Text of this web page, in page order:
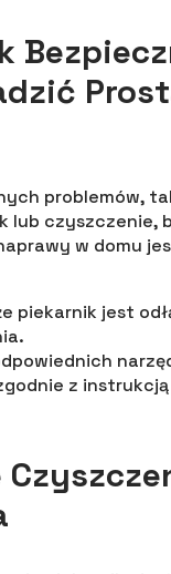
problemów,
lub czyszczenie,
w domu
piekarnik jest
z instrukcją